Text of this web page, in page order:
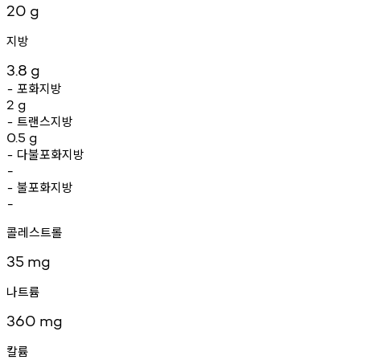
20 g
지방
3.8 g
- 포화지방
2 g
- 트랜스지방
0.5 g
- 다불포화지방
-
- 불포화지방
-
콜레스트롤
35 mg
나트륨
360 mg
칼륨